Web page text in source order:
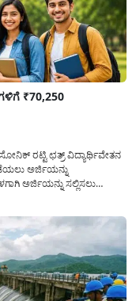
₹70,250
ರಟ್ಟಿ ಛತ್ರ್ ವಿದ್ಯಾರ್ಥಿವೇತನ
ಅರ್ಜಿಯನ್ನು
ಅರ್ಜಿಯನ್ನು ಸಲ್ಲಿಸಲು